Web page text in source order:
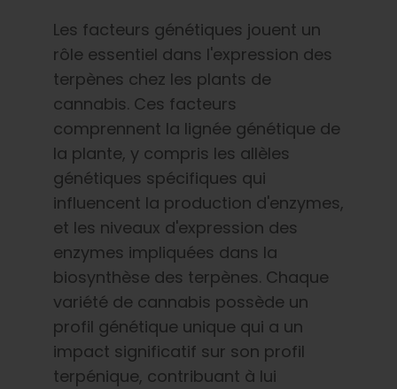
Les facteurs génétiques jouent un
rôle essentiel dans l'expression des
terpènes chez les plants de
cannabis. Ces facteurs
comprennent la lignée génétique de
la plante, y compris les allèles
génétiques spécifiques qui
influencent la production d'enzymes,
et les niveaux d'expression des
enzymes impliquées dans la
biosynthèse des terpènes. Chaque
variété de cannabis possède un
profil génétique unique qui a un
impact significatif sur son profil
terpénique, contribuant à lui